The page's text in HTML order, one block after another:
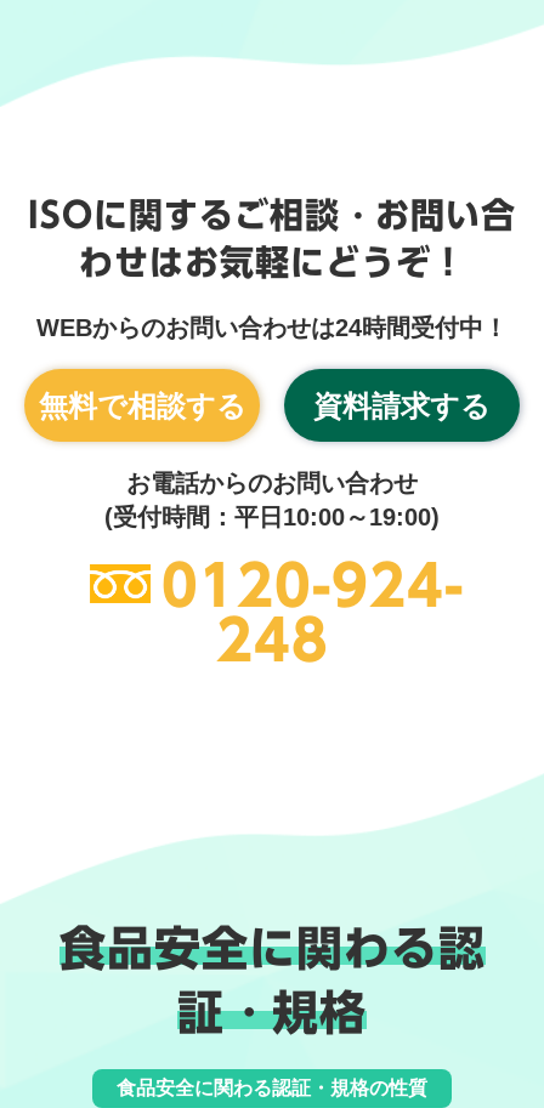
ISOに関するご相談・お問い合
わせはお気軽にどうぞ！
WEBからのお問い合わせは24時間受付中！
無料で相談する 資料請求する
お電話からのお問い合わせ
(受付時間：平日10:00～19:00)
0120-924-
248
食品安全に関わる認
証・規格
食品安全に関わる認証・規格の性質